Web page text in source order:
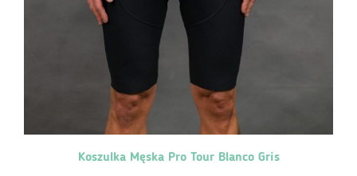
Koszulka Męska Pro Tour Blanco Gris